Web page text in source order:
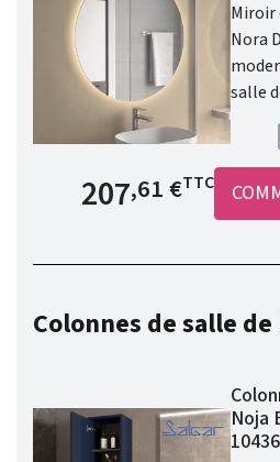
Miroir
Nora
salle de bain.
Diamètre :
28mm. Éclairage :
Union
ans. Grâce à son design
votre
Prix de base
207,61 €TTC
Colonnes de salle
Noja